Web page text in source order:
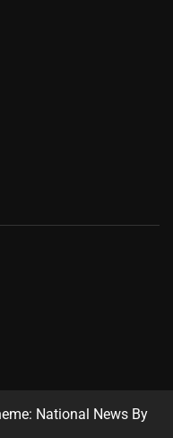
National News By